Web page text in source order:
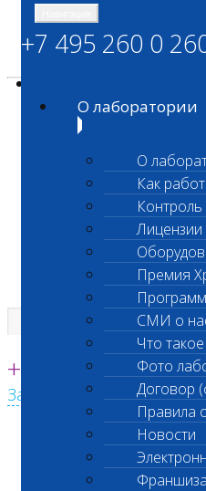
Независимая
Единая круглосуточная справочная
+7 495 260 0 260
Заказать звонок с сайта
+7 495 260 0
О лаборатории
О
Как
Контроль
Лицензии
Премия
СМИ о
Что
Фото
Договор
Правила
Новости
Главная страница
О лаборатории
Оборудование и методы
Электрофорез